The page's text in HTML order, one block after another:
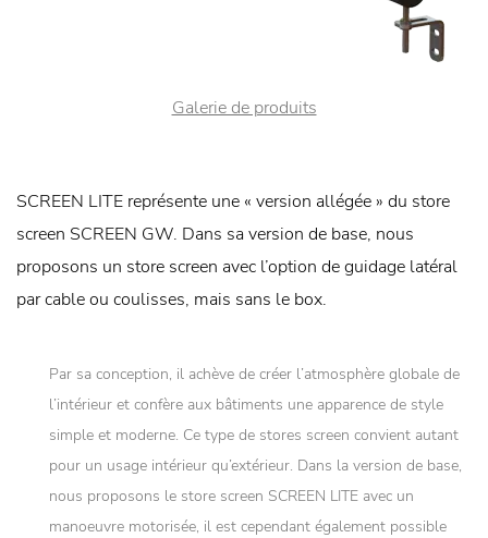
Galerie de produits
SCREEN LITE représente une « version allégée » du store
screen SCREEN GW. Dans sa version de base, nous
proposons un store screen avec l’option de guidage latéral
par cable ou coulisses, mais sans le box.
Par sa conception, il achève de créer l’atmosphère globale de
l’intérieur et confère aux bâtiments une apparence de style
simple et moderne. Ce type de stores screen convient autant
pour un usage intérieur qu’extérieur. Dans la version de base,
nous proposons le store screen SCREEN LITE avec un
manoeuvre motorisée, il est cependant également possible